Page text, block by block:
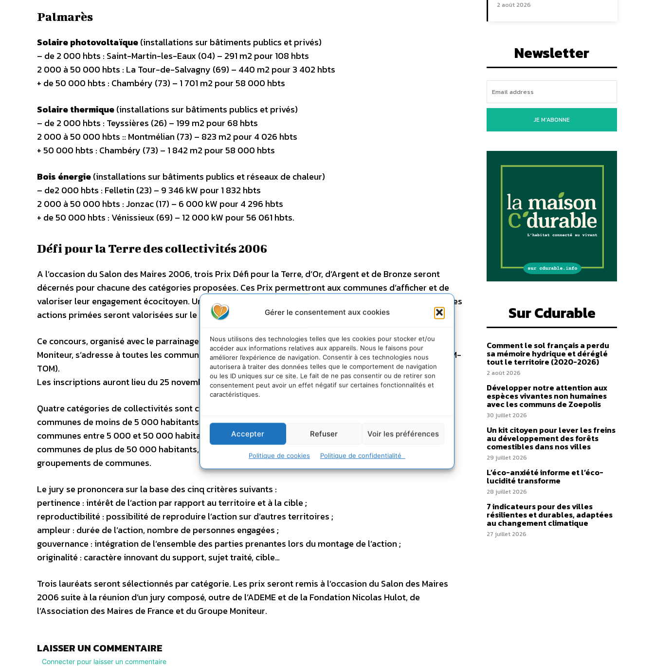
Gérer le consentement aux cookies
Nous utilisons des technologies telles que les cookies pour stocker et/ou
accéder aux informations relatives aux appareils. Nous le faisons pour
améliorer l’expérience de navigation. Consentir à ces technologies nous
autorisera à traiter des données telles que le comportement de navigation
ou les ID uniques sur ce site. Le fait de ne pas consentir ou de retirer son
consentement peut avoir un effet négatif sur certaines fonctionnalités et
caractéristiques.
Accepter Refuser Voir les préférences
Politique de cookies Politique de confidentialité
Palmarès
Solaire photovoltaïque(installations sur bâtiments publics et privés)
– de 2 000 hbts : Saint-Martin-les-Eaux (04) – 291 m2 pour 108 hbts
2 000 à 50 000 hbts : La Tour-de-Salvagny (69) – 440 m2 pour 3 402 hbts
+ de 50 000 hbts : Chambéry (73) – 1 701 m2 pour 58 000 hbts
Solaire thermique(installations sur bâtiments publics et privés)
– de 2 000 hbts : Teyssières (26) – 199 m2 pour 68 hbts
2 000 à 50 000 hbts :: Montmélian (73) – 823 m2 pour 4 026 hbts
+ 50 000 hbts : Chambéry (73) – 1 842 m2 pour 58 000 hbts
Bois énergie(installations sur bâtiments publics et réseaux de chaleur)
– de2 000 hbts : Felletin (23) – 9 346 kW pour 1 832 hbts
2 000 à 50 000 hbts : Jonzac (17) – 6 000 kW pour 4 296 hbts
+ de 50 000 hbts : Vénissieux (69) – 12 000 kW pour 56 061 hbts.
Défi pour la Terre des collectivités 2006
A l’occasion du Salon des Maires 2006, trois Prix Défi pour la Terre, d’Or, d’Argent et de Bronze seront
décernés pour chacune des catégories proposées. Ces Prix permettront aux communes d’afficher et de
valoriser leur engagement écocitoyen. Un vélo électrique sera également offert aux trois lauréats d’Or. Les
actions primées seront valorisées sur le site Internet du Défi.
Ce concours, organisé avec le parrainage de l’Association des Maires de France, en partenariat avec Le
Moniteur, s’adresse à toutes les communes et groupements de communes (France métropolitaine et DOM-
TOM).
Les inscriptions auront lieu du 25 novembre 2005 au 1er septembre 2006.
Quatre catégories de collectivités sont concernées :.
communes de moins de 5 000 habitants
communes entre 5 000 et 50 000 habitants,
communes de plus de 50 000 habitants,
groupements de communes.
Le jury se prononcera sur la base des cinq critères suivants :
pertinence : intérêt de l’action par rapport au territoire et à la cible ;
reproductibilité : possibilité de reproduire l’action sur d’autres territoires ;
ampleur : durée de l’action, nombre de personnes engagées ;
gouvernance : intégration de l’ensemble des parties prenantes lors du montage de l’action ;
originalité : caractère innovant du support, sujet traité, cible…
Trois lauréats seront sélectionnés par catégorie. Les prix seront remis à l’occasion du Salon des Maires
2006 suite à la réunion d’un jury composé, outre de l’ADEME et de la Fondation Nicolas Hulot, de
l’Association des Maires de France et du Groupe Moniteur.
LAISSER UN COMMENTAIRE
Connecter pour laisser un commentaire
2 août 2026
Newsletter
JE M'ABONNE
Sur Cdurable
Comment le sol français a perdu
sa mémoire hydrique et déréglé
tout le territoire (2020-2026)
2 août 2026
Développer notre attention aux
espèces vivantes non humaines
avec les communs de Zoepolis
30 juillet 2026
Un kit citoyen pour lever les freins
au développement des forêts
comestibles dans nos villes
29 juillet 2026
L’éco-anxiété informe et l’éco-
lucidité transforme
28 juillet 2026
7 indicateurs pour des villes
résilientes et durables, adaptées
au changement climatique
27 juillet 2026